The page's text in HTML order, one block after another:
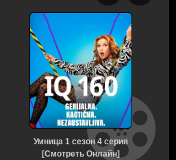
Умница 1 сезон 4 серия
[Смотреть Онлайн]